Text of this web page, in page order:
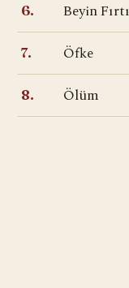
6. Beyin
7. Öfke
8. Ölüm